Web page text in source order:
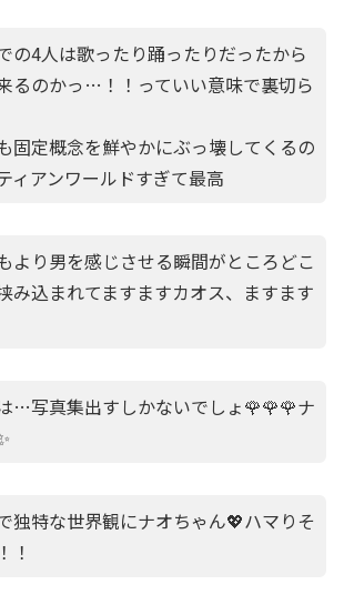
の4人は歌ったり踊ったりだったから
るのかっ…！！っていい意味で裏切ら
固定概念を鮮やかにぶっ壊してくるの
ィアンワールドすぎて最高
より男を感じさせる瞬間がところどこ
み込まれてますますカオス、ますます
…写真集出すしかないでしょ🌹🌹🌹ナ
独特な世界観にナオちゃん💖ハマりそ
！